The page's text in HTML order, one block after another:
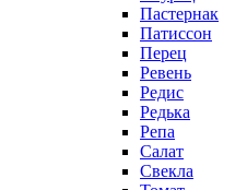
Пастернак
Патиссон
Перец
Ревень
Редис
Редька
Репа
Салат
Свекла